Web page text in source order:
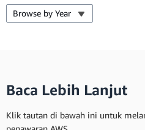
Browse by Year
Baca Lebih Lanjut
Klik tautan di bawah ini untuk